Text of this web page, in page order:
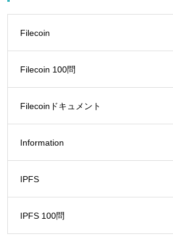
Filecoin
Filecoin 100問
Filecoinドキュメント
Information
IPFS
IPFS 100問